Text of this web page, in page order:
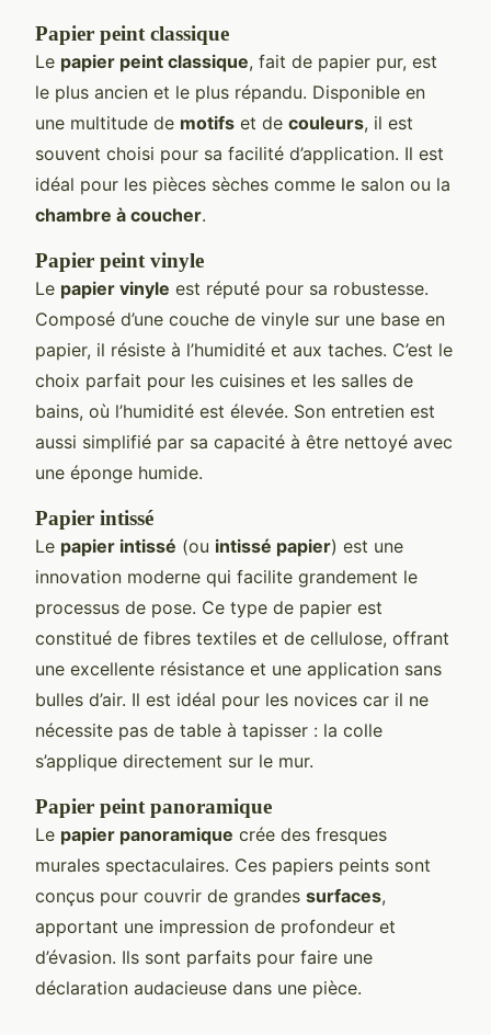
Papier peint classique
Le papier peint classique, fait de papier pur, est
le plus ancien et le plus répandu. Disponible en
une multitude de motifs et de couleurs, il est
souvent choisi pour sa facilité d’application. Il est
idéal pour les pièces sèches comme le salon ou la
chambre à coucher.
Papier peint vinyle
Le papier vinyle est réputé pour sa robustesse.
Composé d’une couche de vinyle sur une base en
papier, il résiste à l’humidité et aux taches. C’est le
choix parfait pour les cuisines et les salles de
bains, où l’humidité est élevée. Son entretien est
aussi simplifié par sa capacité à être nettoyé avec
une éponge humide.
Papier intissé
Le papier intissé (ou intissé papier) est une
innovation moderne qui facilite grandement le
processus de pose. Ce type de papier est
constitué de fibres textiles et de cellulose, offrant
une excellente résistance et une application sans
bulles d’air. Il est idéal pour les novices car il ne
nécessite pas de table à tapisser : la colle
s’applique directement sur le mur.
Papier peint panoramique
Le papier panoramique crée des fresques
murales spectaculaires. Ces papiers peints sont
conçus pour couvrir de grandes surfaces,
apportant une impression de profondeur et
d’évasion. Ils sont parfaits pour faire une
déclaration audacieuse dans une pièce.